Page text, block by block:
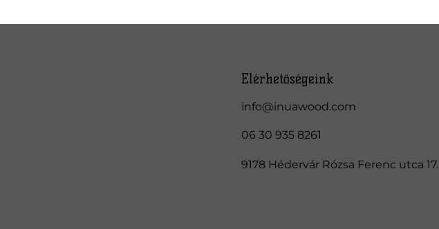
Elérhetőségeink
info@inuawood.com
06 30 935 8261
9178 Hédervár Rózsa Ferenc utca 17.